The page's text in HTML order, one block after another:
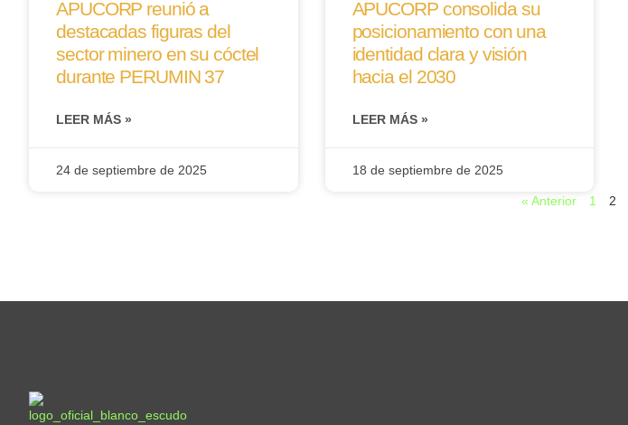
APUCORP reunió a
destacadas figuras del
sector minero en su cóctel
durante PERUMIN 37
LEER MÁS »
24 de septiembre de 2025
APUCORP consolida su
posicionamiento con una
identidad clara y visión
hacia el 2030
LEER MÁS »
18 de septiembre de 2025
« Anterior 1 2